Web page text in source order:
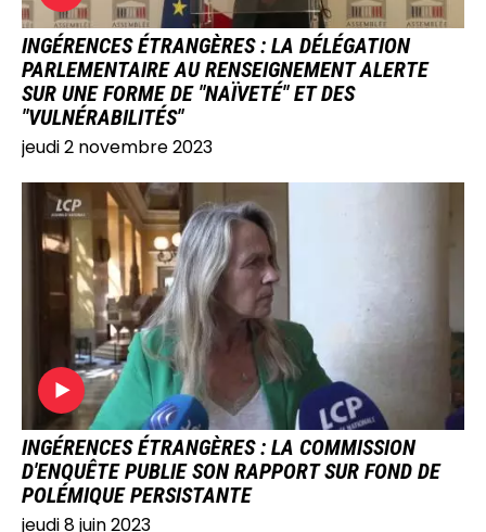
INGÉRENCES ÉTRANGÈRES : LA DÉLÉGATION
PARLEMENTAIRE AU RENSEIGNEMENT ALERTE
SUR UNE FORME DE "NAÏVETÉ" ET DES
"VULNÉRABILITÉS"
jeudi 2 novembre 2023
IMAGE
INGÉRENCES ÉTRANGÈRES : LA COMMISSION
D'ENQUÊTE PUBLIE SON RAPPORT SUR FOND DE
POLÉMIQUE PERSISTANTE
jeudi 8 juin 2023